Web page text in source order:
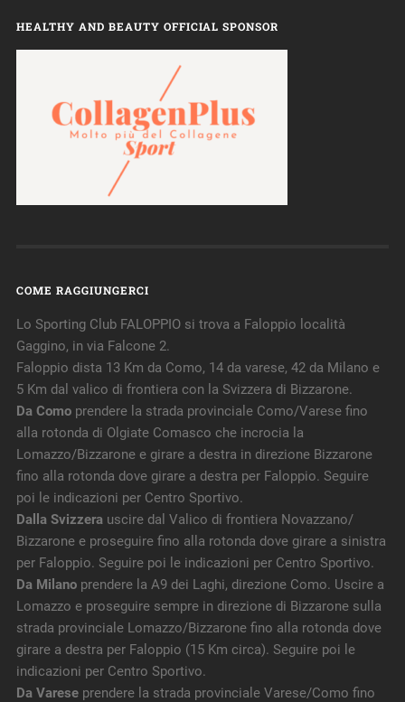
HEALTHY AND BEAUTY OFFICIAL SPONSOR
COME RAGGIUNGERCI
Lo Sporting Club FALOPPIO si trova a Faloppio località
Gaggino, in via Falcone 2.
Faloppio dista 13 Km da Como, 14 da varese, 42 da Milano e
5 Km dal valico di frontiera con la Svizzera di Bizzarone.
Da Comoprendere la strada provinciale Como/Varese fino
alla rotonda di Olgiate Comasco che incrocia la
Lomazzo/Bizzarone e girare a destra in direzione Bizzarone
fino alla rotonda dove girare a destra per Faloppio. Seguire
poi le indicazioni per Centro Sportivo.
Dalla Svizzerauscire dal Valico di frontiera Novazzano/
Bizzarone e proseguire fino alla rotonda dove girare a sinistra
per Faloppio. Seguire poi le indicazioni per Centro Sportivo.
Da Milanoprendere la A9 dei Laghi, direzione Como. Uscire a
Lomazzo e proseguire sempre in direzione di Bizzarone sulla
strada provinciale Lomazzo/Bizzarone fino alla rotonda dove
girare a destra per Faloppio (15 Km circa). Seguire poi le
indicazioni per Centro Sportivo.
Da Vareseprendere la strada provinciale Varese/Como fino